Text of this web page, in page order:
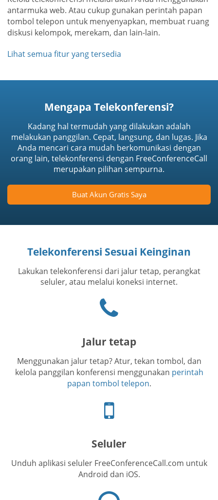
antarmuka web. Atau cukup gunakan perintah papan
tombol telepon untuk menyenyapkan, membuat ruang
diskusi kelompok, merekam, dan lain-lain.
Lihat semua fitur yang tersedia
Mengapa Telekonferensi?
Kadang hal termudah yang dilakukan adalah
melakukan panggilan. Cepat, langsung, dan lugas. Jika
Anda mencari cara mudah berkomunikasi dengan
orang lain, telekonferensi dengan FreeConferenceCall
merupakan pilihan sempurna.
Buat Akun Gratis Saya
Telekonferensi Sesuai Keinginan
Lakukan telekonferensi dari jalur tetap, perangkat
seluler, atau melalui koneksi internet.
telepon
Jalur tetap
Menggunakan jalur tetap? Atur, tekan tombol, dan
kelola panggilan konferensi menggunakan perintah
papan tombol telepon.
Ikon
telepon
Seluler
Unduh aplikasi seluler FreeConferenceCall.com untuk
Android dan iOS.